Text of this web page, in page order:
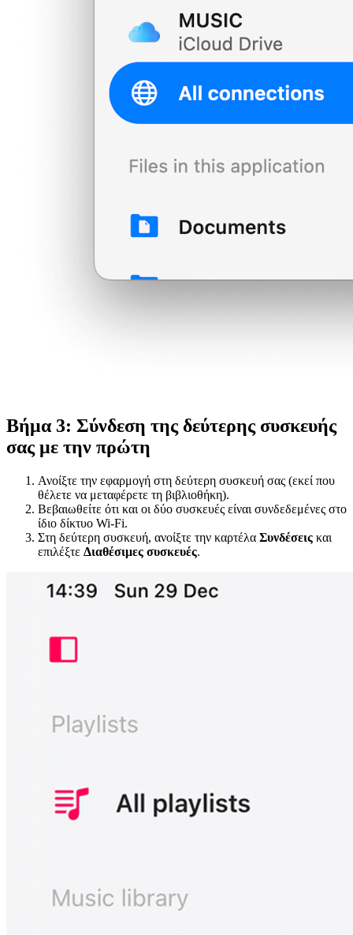
Βήμα 3: Σύνδεση της δεύτερης συσκευής
σας με την πρώτη
Ανοίξτε την εφαρμογή στη δεύτερη συσκευή σας (εκεί που
θέλετε να μεταφέρετε τη βιβλιοθήκη).
Βεβαιωθείτε ότι και οι δύο συσκευές είναι συνδεδεμένες στο
ίδιο δίκτυο Wi-Fi.
Στη δεύτερη συσκευή, ανοίξτε την καρτέλα Συνδέσεις και
επιλέξτε Διαθέσιμες συσκευές.